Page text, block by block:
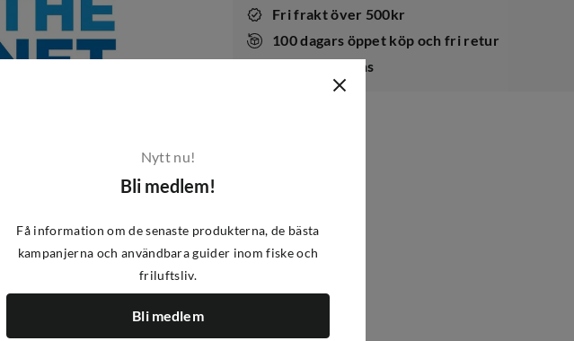
Fri frakt över 500kr
100 dagars öppet köp och fri retur
Snabb leverans
Nytt nu!
Bli medlem!
Få information om de senaste produkterna, de bästa
kampanjerna och användbara guider inom fiske och
friluftsliv.
Bli medlem